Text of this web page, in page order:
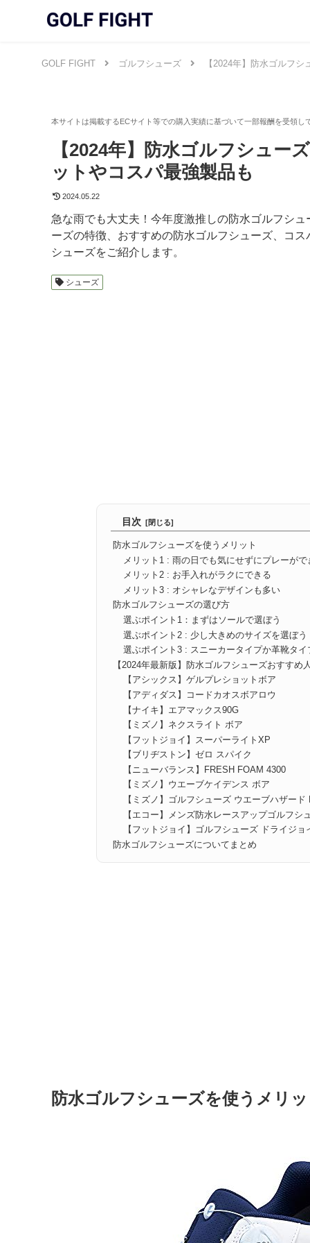
GOLF FIGHT ゴルフシューズ 【2024年】防水ゴルフ
【2024年】防水ゴルフシュー
ットやコスパ最強製品も
2024.05.22
急な雨でも大丈夫！今年度激推しの防水ゴルフシ
ーズの特徴、おすすめの防水ゴルフシューズ、コ
シューズをご紹介します。
シューズ
目次
防水ゴルフシューズを使うメリット
メリット1 : 雨の日でも気にせずにプレーがで
メリット2 : お手入れがラクにできる
メリット3 : オシャレなデザインも多い
防水ゴルフシューズの選び方
選ぶポイント1：まずはソールで選ぼう
選ぶポイント2 : 少し大きめのサイズを選ぼう
選ぶポイント3 : スニーカータイプか革靴タイ
【2024年最新版】防水ゴルフシューズおすすめ
【アシックス】ゲルプレショットボア
【アディダス】コードカオスボアロウ
【ナイキ】エアマックス90G
【ミズノ】ネクスライト ボア
【フットジョイ】スーパーライトXP
【ブリヂストン】ゼロ スパイク
【ニューバランス】FRESH FOAM 4300
【ミズノ】ウエーブケイデンス ボア
【ミズノ】ゴルフシューズ ウエーブハザー
【エコー】メンズ防水レースアップゴルフ
【フットジョイ】ゴルフシューズ ドライジ
防水ゴルフシューズについてまとめ
防水ゴルフシューズを使うメリ